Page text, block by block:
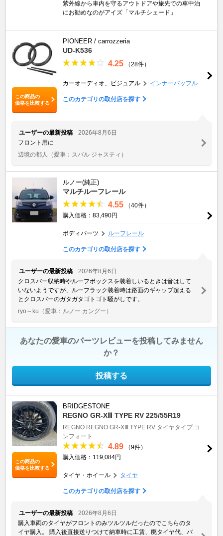
紫外線から車内を守るアウトドアや旅先での車中泊
にお勧めなのがアイズ「マルチシェード」
この商品の
価格を比較する
PIONEER / carrozzeria
UD-K536
4.25 （28件）
カーオーディオ、ビジュアル インナーバッフル
このカテゴリの取付店を探す
ユーザーの最新投稿
2026年8月6日
フロント用に
辺境の都人
（愛車：スバル ジャスティ）
ルノー(純正)
マルチルーフレール
4.55
（40件）
購入価格：83,490円
ボディパーツ ルーフレール
このカテゴリの取付店を探す
ユーザーの最新投稿
2026年8月6日
クロスバー収納時やルーフボックスを装着しいるときは音はして
いないようですが、ルーフラック装着時は路面のギャップ超える
とクロスバーのガタガタゴトゴト騒がしです。
ryo～ku （愛車：ルノー カングー）
あなたの愛車のパーツレビューを投稿してみません
か？
投稿する
この商品の
価格を比較する
BRIDGESTONE
REGNO GR-XⅢ TYPE RV 225/55R19
REGNO REGNO GR-XⅢ TYPE RV タイヤタイプ:コ
ンフォート
4.89
（9件）
購入価格：119,084円
タイヤ・ホイール タイヤ
このカテゴリの取付店を探す
ユーザーの最新投稿
2026年8月6日
購入車両のタイヤがフロントのみツルツルだったのでこちらのタ
イヤ購入。 購入後直接送りつけて納車時に工賃、廃タイヤ代、バ